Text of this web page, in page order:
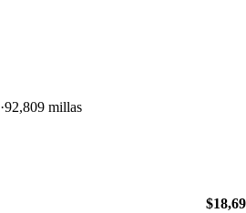
92,809 millas